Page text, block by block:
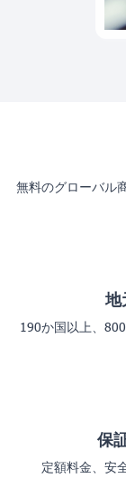
無料のグローバル
地
190か国以上、
保
定額料金、安